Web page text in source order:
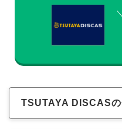
TSUTAYA DISCAS